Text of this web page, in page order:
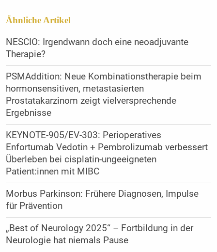
Ähnliche Artikel
NESCIO: Irgendwann doch eine neoadjuvante
Therapie?
PSMAddition: Neue Kombinationstherapie beim
hormonsensitiven, metastasierten
Prostatakarzinom zeigt vielversprechende
Ergebnisse
KEYNOTE-905/EV-303: Perioperatives
Enfortumab Vedotin + Pembrolizumab verbessert
Überleben bei cisplatin-ungeeigneten
Patient:innen mit MIBC
Morbus Parkinson: Frühere Diagnosen, Impulse
für Prävention
„Best of Neurology 2025“ – Fortbildung in der
Neurologie hat niemals Pause